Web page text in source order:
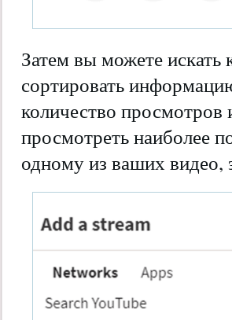
Затем вы можете
сортировать
количество просмотров
просмотреть наиболее
одному из ваших видео,